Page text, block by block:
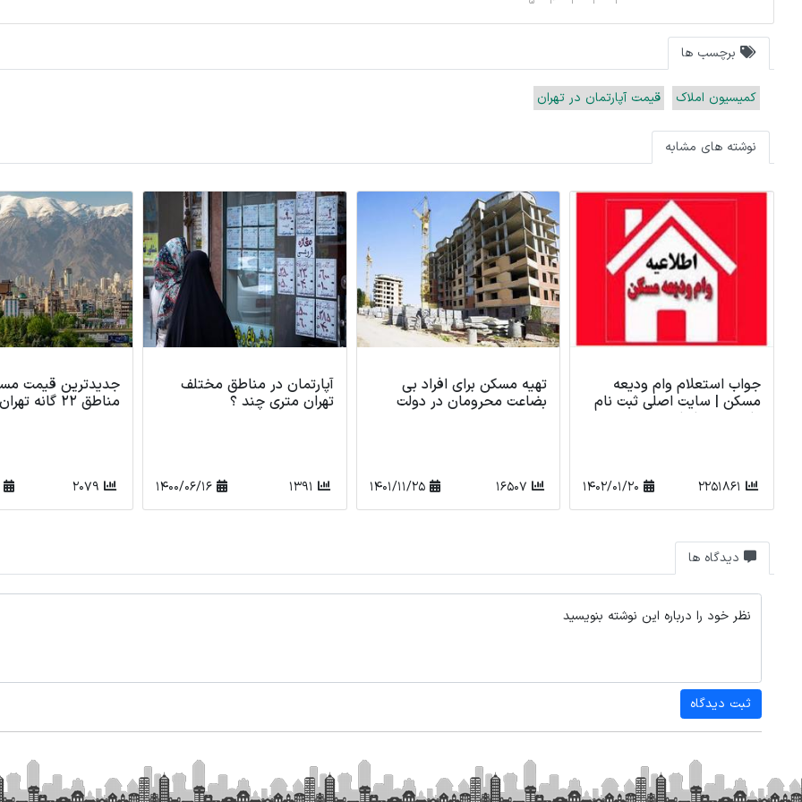
برچسب ها
کمیسیون املاک قیمت آپارتمان در تهران
نوشته های مشابه
تهیه مسکن برای افراد بی
بضاعت محرومان در دولت
رئیسی
آپارتمان در مناطق مختلف
تهران متری چند ؟
1400/06/16
جدیدترین قیمت مسکن در
مناطق 22 گانه تهران
2079
1400/06/15
آخرین قیمت مسکن
مختلف تهران
2265
دیدگاه ها
نظر خود را درباره این نوشته بنویسید
ثبت دیدگاه